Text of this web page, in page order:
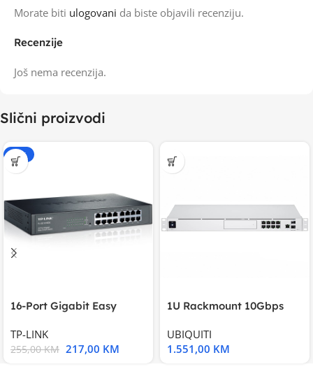
Recenzije
Još nema recenzija.
Morate biti ulogovani da biste objavili recenziju.
Slični proizvodi
-15%
16-Port Gigabit Easy
TP-LINK
255,00KM 217,00 KM
1U Rackmount 10Gbps
UBIQUITI
1.551,00 KM